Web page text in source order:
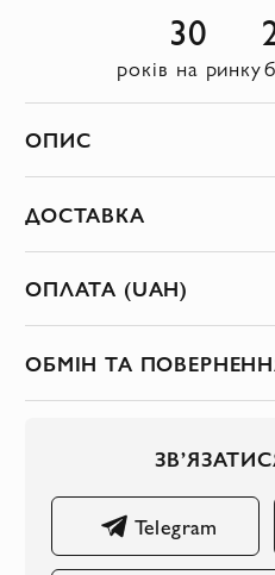
30
років на ринку
ОПИС
ДОСТАВКА
ОПЛАТА (UAH)
ОБМІН ТА
Telegram